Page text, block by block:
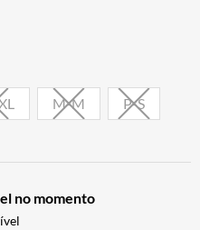
M-M P-S
no momento